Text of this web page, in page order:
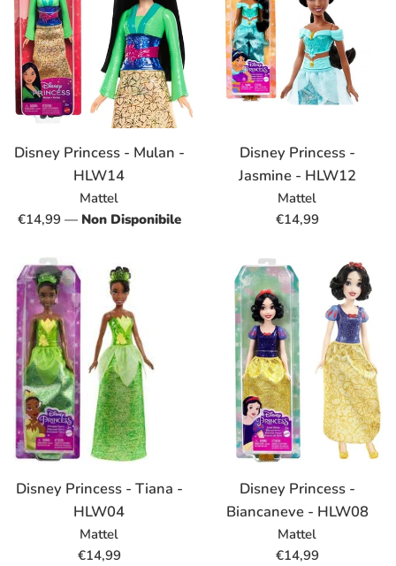
Disney Princess - Mulan -
HLW14
Mattel
Prezzo
listino
€14,99 — Non Disponibile
Disney Princess -
Jasmine - HLW12
Mattel
Prezzo
listino
€14,99
Disney Princess - Tiana -
HLW04
Mattel
Prezzo
€14,99
Disney Princess -
Biancaneve - HLW08
Mattel
Prezzo
€14,99